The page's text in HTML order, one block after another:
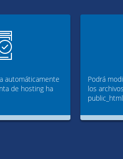
automáticamente
de hosting ha
Podrá
los